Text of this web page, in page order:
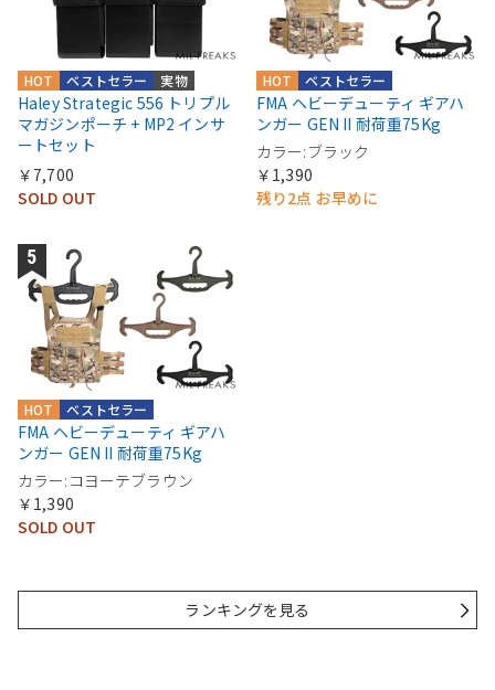
実物
ベストセラー
HOT
Haley Strategic 556 トリプル
マガジンポーチ + MP2 インサ
ートセット
￥7,700
SOLD OUT
ベストセラー
HOT
FMA ヘビーデューティ ギアハ
ンガー GEN II 耐荷重75Kg
カラー:ブラック
￥1,390
残り2点 お早めに
ベストセラー
HOT
FMA ヘビーデューティ ギアハ
ンガー GEN II 耐荷重75Kg
カラー:コヨーテブラウン
￥1,390
SOLD OUT
ランキングを見る